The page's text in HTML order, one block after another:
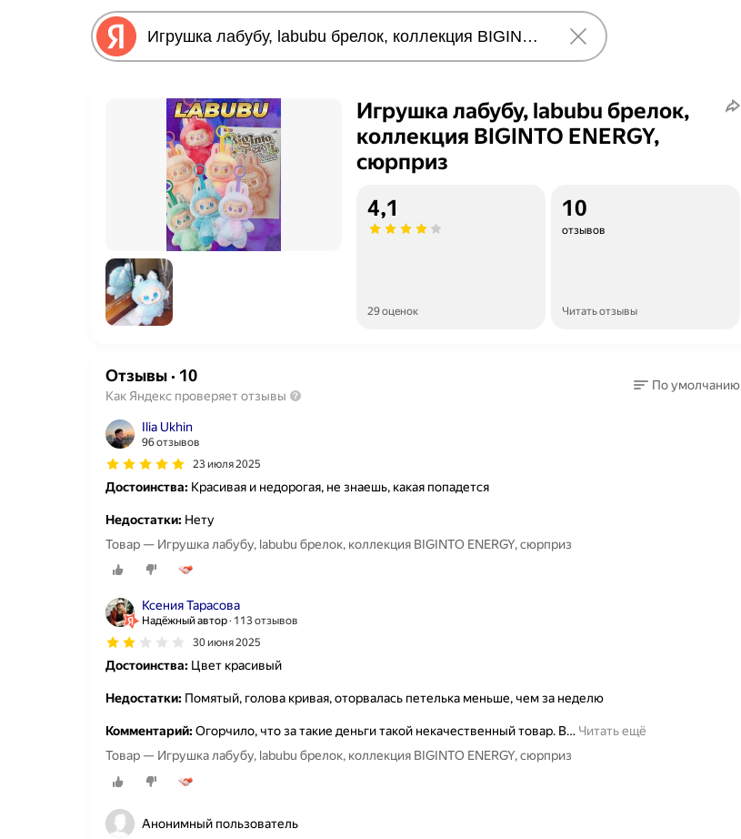
Игрушка лабубу, labubu брелок,
коллекция BIGINTO ENERGY,
сюрприз
4,1
29 оценок
10
отзывов
Читать отзывы
Отзывы· 10
Как Яндекс проверяет отзывы
По умолчанию
Ilia Ukhin
96 отзывов
23 июля 2025
Достоинства: Красивая и недорогая, не знаешь, какая попадется
Недостатки: Нету
Товар — Игрушка лабубу, labubu брелок, коллекция BIGINTO ENERGY, сюрприз
Ксения Тарасова
Надёжный автор 113 отзывов
30 июня 2025
Достоинства: Цвет красивый
Недостатки: Помятый, голова кривая, оторвалась петелька меньше, чем за неделю
Комментарий:Огорчило, что за такие деньги такой некачественный товар. В… Читать ещё
Товар — Игрушка лабубу, labubu брелок, коллекция BIGINTO ENERGY, сюрприз
Анонимный пользователь